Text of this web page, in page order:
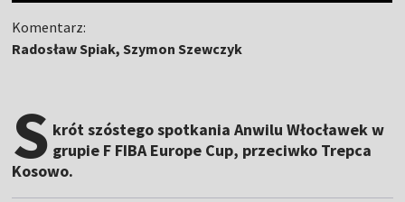
Komentarz:
Radosław Spiak, Szymon Szewczyk
S krót szóstego spotkania Anwilu Włocławek w
grupie F FIBA Europe Cup, przeciwko Trepca
Kosowo.